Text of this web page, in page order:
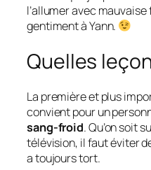
l’allumer avec
gentiment à Yann.
Quelles
La première et plus
convient pour un
sang-froid. Qu’on soit
télévision, il faut éviter
a toujours tort.